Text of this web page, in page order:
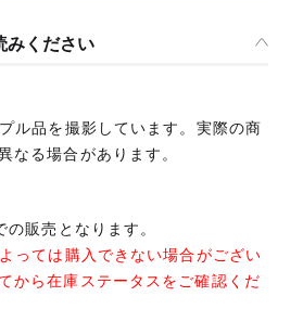
みください
ル品を撮影しています。実際の商
なる場合があります。
販売となります。
っては購入できない場合がござい
から在庫ステータスをご確認くだ